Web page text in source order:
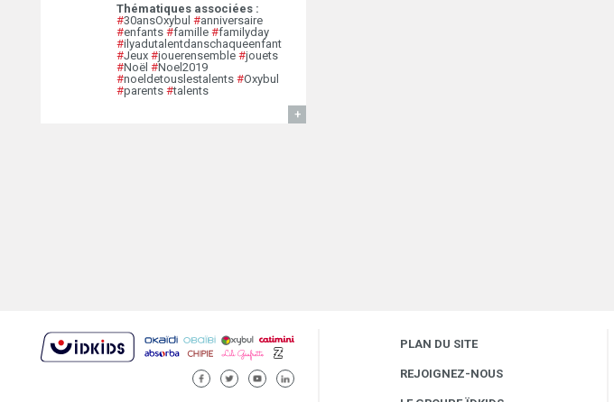
Thématiques associées :
#30ansOxybul #anniversaire
#enfants #famille #familyday
#ilyadutalentdanschaqueenfant
#Jeux #jouerensemble #jouets
#Noël #Noel2019
#noeldetouslestalents #Oxybul
#parents #talents
FACEBOOKTWITTERYOUTUBELINKEDIN
PLAN DU SITE
REJOIGNEZ-NOUS